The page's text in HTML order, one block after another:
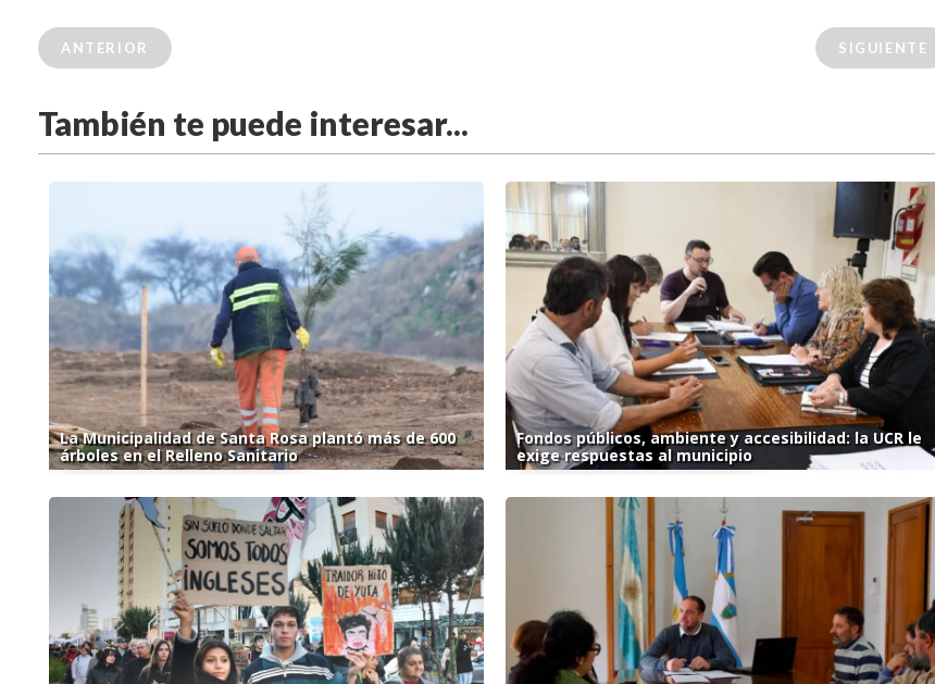
ANTERIOR SIGUIENTE
También te puede interesar...
La Municipalidad de Santa Rosa plantó más de 600
árboles en el Relleno Sanitario
Fondos públicos, ambiente y accesibilidad: la UCR le
exige respuestas al municipio